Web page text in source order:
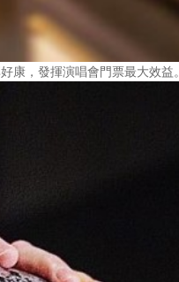
康，發揮演唱會門票最大效益。